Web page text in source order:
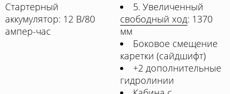
Стартерный
аккумулятор: 12 В/80
ампер-час
5. Увеличенный
свободный ход: 1370
мм
Боковое смещение
каретки (сайдшифт)
+2 дополнительные
гидролинии